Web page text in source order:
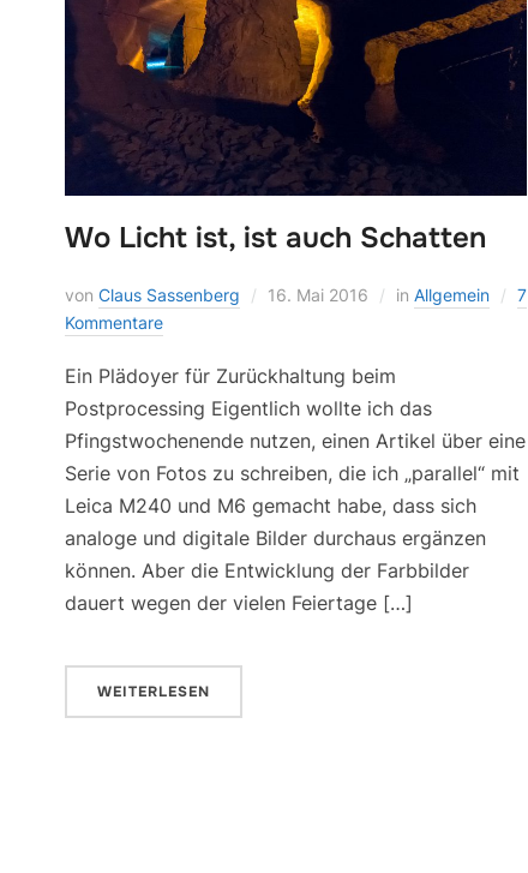
Wo Licht ist, ist auch Schatten
von Claus Sassenberg 16. Mai 2016 in Allgemein
7
Kommentare
Ein Plädoyer für Zurückhaltung beim
Postprocessing Eigentlich wollte ich das
Pfingstwochenende nutzen, einen Artikel über eine
Serie von Fotos zu schreiben, die ich „parallel“ mit
Leica M240 und M6 gemacht habe, dass sich
analoge und digitale Bilder durchaus ergänzen
können. Aber die Entwicklung der Farbbilder
dauert wegen der vielen Feiertage […]
WEITERLESEN